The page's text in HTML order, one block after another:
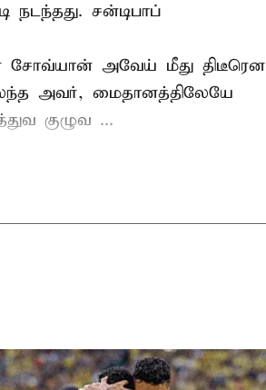
சன்டிபாப்
சோவ்யான் அவேய் மீது திடீரென
அவர், மைதானத்திலேயே
குழுவ ...